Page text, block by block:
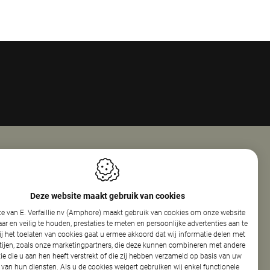
Nv (Amphore)
50
Openingsuren
Maandag
08:00 - 18:00
Dinsdag
13:30 - 17:30
Woensdag
08:00 - 12:30
13:30 - 17:30
Donderdag
08:00 - 12:30
13:30 - 17:30
Deze website maakt gebruik van cookies
van E. Verfaillie nv (Amphore) maakt gebruik van cookies om onze website
en veilig te houden, prestaties te meten en persoonlijke advertenties aan te
het toelaten van cookies gaat u ermee akkoord dat wij informatie delen met
zoals onze marketingpartners, die deze kunnen combineren met andere
die u aan hen heeft verstrekt of die zij hebben verzameld op basis van uw
hun diensten. Als u de cookies weigert gebruiken wij enkel functionele